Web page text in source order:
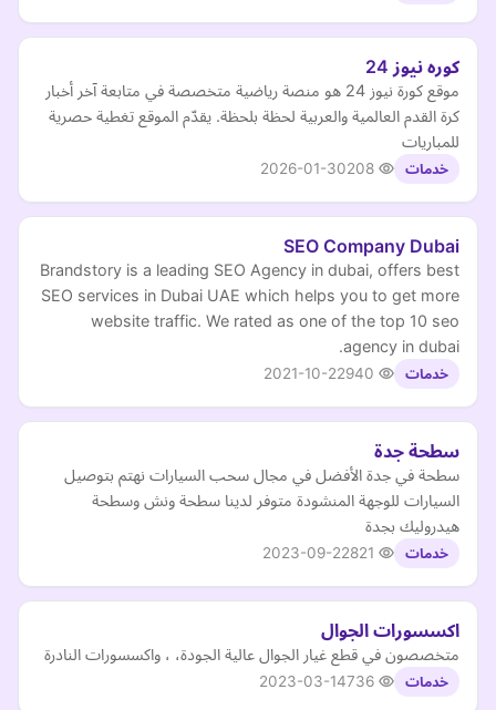
كوره نيوز 24
موقع كورة نيوز 24 هو منصة رياضية متخصصة في متابعة آخر أخبار
كرة القدم العالمية والعربية لحظة بلحظة. يقدّم الموقع تغطية حصرية
للمباريات
خدمات 2026-01-30
SEO Company Dubai
Brandstory is a leading SEO Agency in dubai, offers best
SEO services in Dubai UAE which helps you to get more
website traffic. We rated as one of the top 10 seo
agency in dubai.
خدمات 2021-10-22
سطحة جدة
سطحة في جدة الأفضل في مجال سحب السيارات نهتم بتوصيل
السيارات للوجهة المنشودة متوفر لدينا سطحة ونش وسطحة
هيدروليك بجدة
خدمات 2023-09-22
اكسسورات الجوال
متخصصون في قطع غيار الجوال عالية الجودة، ، واكسسورات النادرة
خدمات 2023-03-14